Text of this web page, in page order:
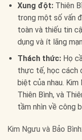
Xung đột:Thiên
trong một số vấn
toàn và thiếu tin
dụng và ít lãng
Thách thức:Họ
thực tế, học cách
biệt của nhau.
Thiên Bình, và
tầm nhìn về công
Kim Ngưu và Bảo